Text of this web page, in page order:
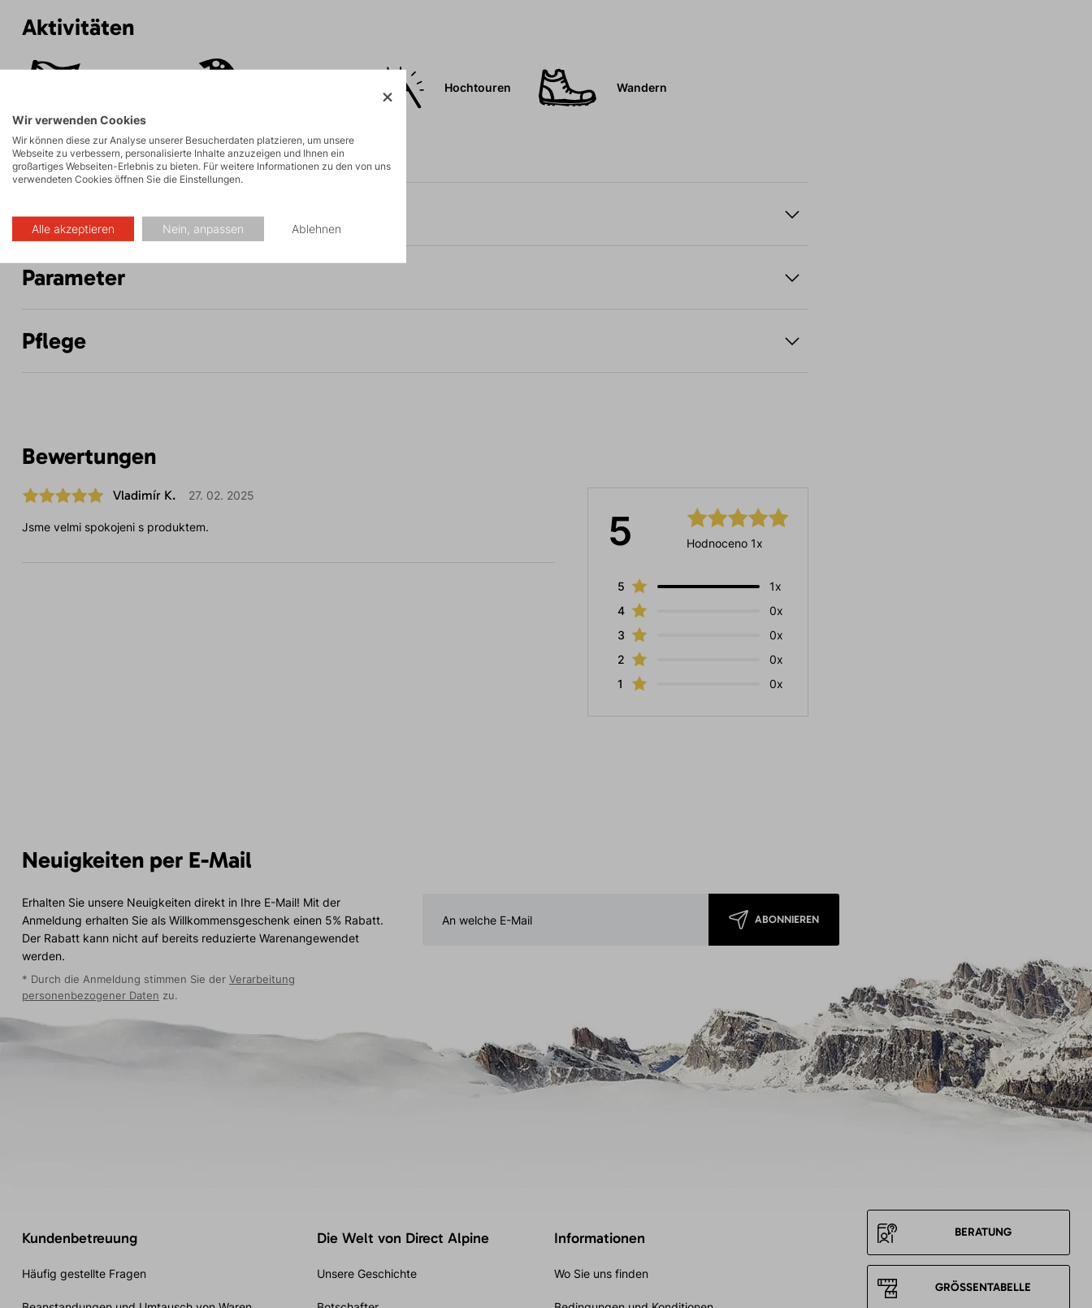
Aktivitäten
Hochtouren Wandern
Beschreibung
Parameter
Pflege
Bewertungen
5 Hodnoceno 1x
5
1x
4
0x
3
0x
2
0x
1
0x
Vladimír K. 27. 02. 2025
Jsme velmi spokojeni s produktem.
Neuigkeiten per E-Mail
Erhalten Sie unsere Neuigkeiten direkt in Ihre E-Mail! Mit der
Anmeldung erhalten Sie als Willkommensgeschenk einen 5% Rabatt.
Der Rabatt kann nicht auf bereits reduzierte Warenangewendet
werden.
* Durch die Anmeldung stimmen Sie der Verarbeitung
personenbezogener Daten zu.
ABONNIEREN
Kundenbetreuung
Häufig gestellte Fragen
Die Welt von Direct Alpine
Unsere Geschichte
Informationen
Wo Sie uns finden
BERATUNG
GRÖSSENTABELLE
Wir verwenden Cookies
Wir können diese zur Analyse unserer Besucherdaten platzieren, um unsere
Webseite zu verbessern, personalisierte Inhalte anzuzeigen und Ihnen ein
großartiges Webseiten-Erlebnis zu bieten. Für weitere Informationen zu den von uns
verwendeten Cookies öffnen Sie die Einstellungen.
Alle akzeptieren Nein, anpassen Ablehnen